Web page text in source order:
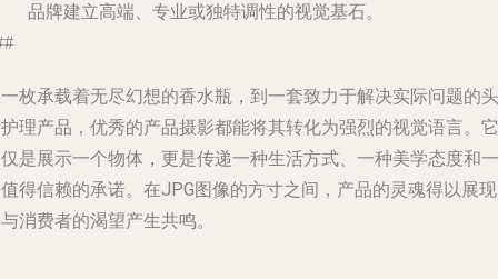
品牌建立高端、专业或独特调性的视觉基石。
枚承载着无尽幻想的香水瓶 ，到一套致力于解决实际问题的头
理产品 ，优秀的产品摄影都能将其转化为强烈的视觉语言。它
是展示一个物体，更是传递一种生活方式、一种美学态度和一
得信赖的承诺。在JPG图像的方寸之间，产品的灵魂得以展
消费者的渴望产生共鸣。